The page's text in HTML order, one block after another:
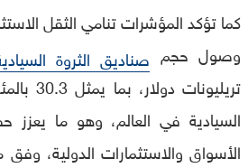
كما تؤكد المؤشرات تنامي الثقل
وصول حجم صناديق الثروة
السيادية في العالم، وهو ما
الأسواق والاستثمارات الدولية، وفق